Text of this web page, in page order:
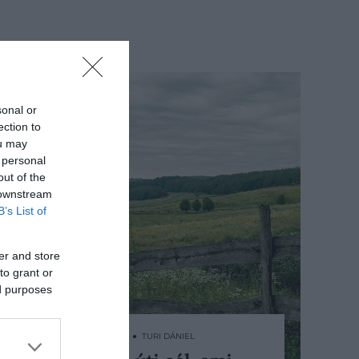
or
to
may
of the
List of
and store
grant or
purposes
2024. SZEPTEMBER 8. ● TURI DÁNIEL